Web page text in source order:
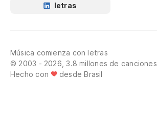
letras
Música comienza con letras
© 2003 - 2026, 3.8 millones de canciones
Hecho con
desde Brasil